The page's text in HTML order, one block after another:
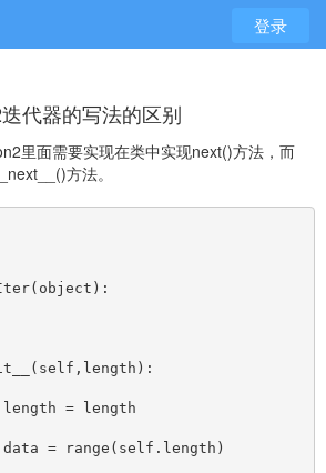
登录
代器的写法的区别
里面需要实现在类中实现next()方法，而
方法。
= length
= range(self.length)